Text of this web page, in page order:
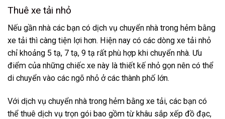
Thuê xe tải nhỏ
Nếu gần nhà các bạn có dịch vụ chuyển nhà trong hẻm bằng
xe tải thì càng tiện lợi hơn. Hiện nay có các dòng xe tải nhỏ
chỉ khoảng 5 tạ, 7 tạ, 9 tạ rất phù hợp khi chuyển nhà. Ưu
điểm của những chiếc xe này là thiết kế nhỏ gọn nên có thể
di chuyển vào các ngõ nhỏ ở các thành phố lớn.
Với dịch vụ chuyển nhà trong hẻm bằng xe tải, các bạn có
thể thuê dịch vụ trọn gói bao gồm từ khâu sắp xếp đồ đạc,